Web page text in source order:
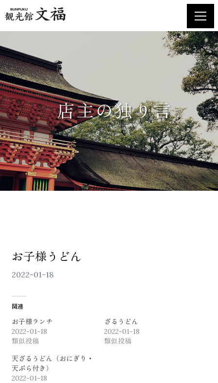
ホーム
お土産品のご案内
店舗紹介・食堂メニュー
交通アクセス
お知らせ
お問い合わせ
店主の独り言
ONLINE SHOP
店主の独り言
お子様うどん
2022-01-18
関連
お子様ランチ
2022-01-18
類似投稿
ざるうどん
2022-01-18
類似投稿
天ざるうどん（おにぎり・
天ぷら付き）
2022-01-18